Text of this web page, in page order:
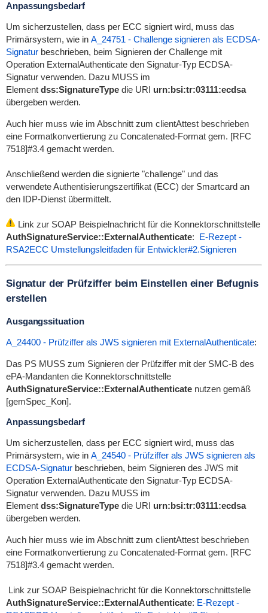
Anpassungsbedarf
Um sicherzustellen, dass per ECC signiert wird, muss das
Primärsystem, wie in A_24751 - Challenge signieren als ECDSA-
Signaturbeschrieben, beim Signieren der Challenge mit
Operation ExternalAuthenticate den Signatur-Typ ECDSA-
Signatur verwenden. Dazu MUSS im
Element dss:SignatureType die URI urn:bsi:tr:03111:ecdsa
übergeben werden.
Auch hier muss wie im Abschnitt zum clientAttest beschrieben
eine Formatkonvertierung zu Concatenated-Format gem. [RFC
7518]#3.4 gemacht werden.
Anschließend werden die signierte "challenge" und das
verwendete Authentisierungszertifikat (ECC) der Smartcard an
den IDP-Dienst übermittelt.
Link zur SOAP Beispielnachricht für die Konnektorschnittstelle
AuthSignatureService::ExternalAuthenticate: E-Rezept -
RSA2ECC Umstellungsleitfaden für Entwickler#2.Signieren
Signatur der Prüfziffer beim Einstellen einer Befugnis
erstellen
Ausgangssituation
A_24400 - Prüfziffer als JWS signieren mit ExternalAuthenticate:
Das PS MUSS zum Signieren der Prüfziffer mit der SMC-B des
ePA-Mandanten die Konnektorschnittstelle
AuthSignatureService::ExternalAuthenticatenutzen gemäß
[gemSpec_Kon].
Anpassungsbedarf
Um sicherzustellen, dass per ECC signiert wird, muss das
Primärsystem, wie in A_24540 - Prüfziffer als JWS signieren als
ECDSA-Signaturbeschrieben, beim Signieren des JWS mit
Operation ExternalAuthenticate den Signatur-Typ ECDSA-
Signatur verwenden. Dazu MUSS im
Element dss:SignatureType die URI urn:bsi:tr:03111:ecdsa
übergeben werden.
Auch hier muss wie im Abschnitt zum clientAttest beschrieben
eine Formatkonvertierung zu Concatenated-Format gem. [RFC
7518]#3.4 gemacht werden.
Link zur SOAP Beispielnachricht für die Konnektorschnittstelle
AuthSignatureService::ExternalAuthenticate: E-Rezept -